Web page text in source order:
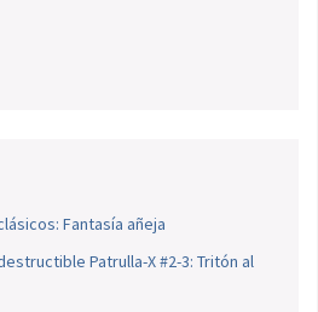
Fantasía añeja
Patrulla-X #2-3: Tritón al